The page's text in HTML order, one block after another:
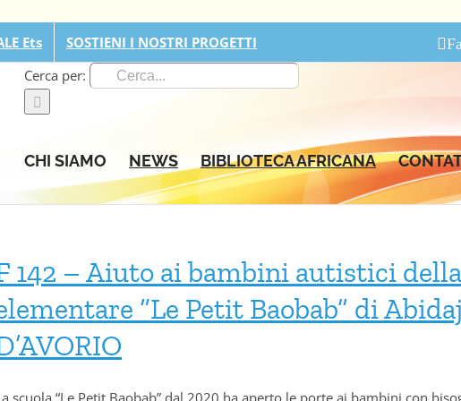
Ets
SOSTIENI I NOSTRI PROGETTI
Cerca per:
CHI SIAMO NEWS BIBLIOTECA AFRICANA
142 – Aiuto ai bambini autistici
“Le Petit Baobab” di
scuola “Le Petit Baobab” dal 2020 ha aperto le porte ai bambini con